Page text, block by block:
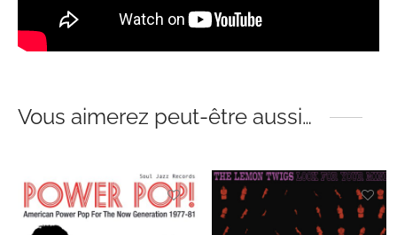
Vous aimerez peut-être aussi…